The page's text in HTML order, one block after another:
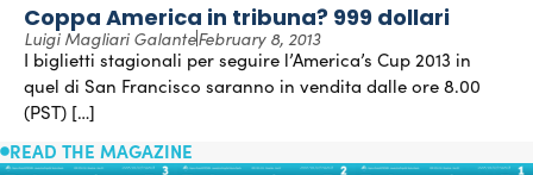
Coppa America in tribuna? 999 dollari
Luigi Magliari GalanteFebruary 8, 2013
I biglietti stagionali per seguire l’America’s Cup 2013 in
quel di San Francisco saranno in vendita dalle ore 8.00
(PST) […]
READ THE MAGAZINE